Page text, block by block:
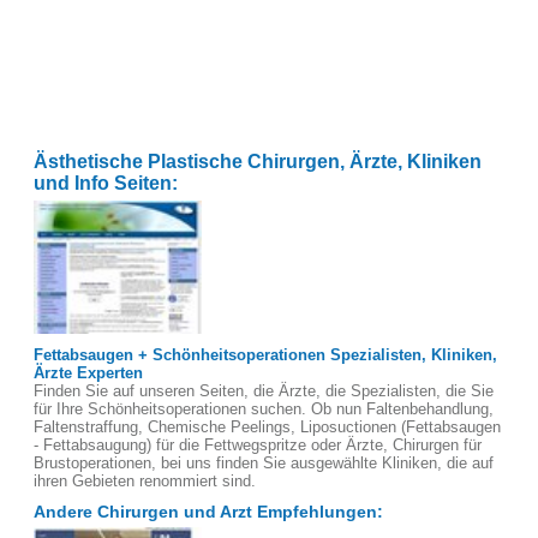
Ästhetische Plastische Chirurgen, Ärzte, Kliniken
und Info Seiten:
Fettabsaugen + Schönheitsoperationen Spezialisten, Kliniken,
Ärzte Experten
Finden Sie auf unseren Seiten, die Ärzte, die Spezialisten, die Sie
für Ihre Schönheitsoperationen suchen. Ob nun Faltenbehandlung,
Faltenstraffung, Chemische Peelings, Liposuctionen (Fettabsaugen
- Fettabsaugung) für die Fettwegspritze oder Ärzte, Chirurgen für
Brustoperationen, bei uns finden Sie ausgewählte Kliniken, die auf
ihren Gebieten renommiert sind.
Andere Chirurgen und Arzt Empfehlungen: